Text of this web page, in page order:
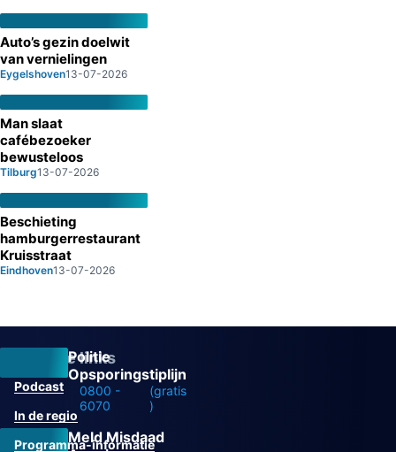
Auto’s gezin doelwit
van vernielingen
Eygelshoven13-07-2026
Man slaat
cafébezoeker
bewusteloos
Tilburg13-07-2026
Beschieting
hamburgerrestaurant
Kruisstraat
Eindhoven13-07-2026
Politie
Opsporingstiplijn
0800 -
6070
(gratis
)
Meld Misdaad
Overige links
Podcast
In de regio
Programma-informatie